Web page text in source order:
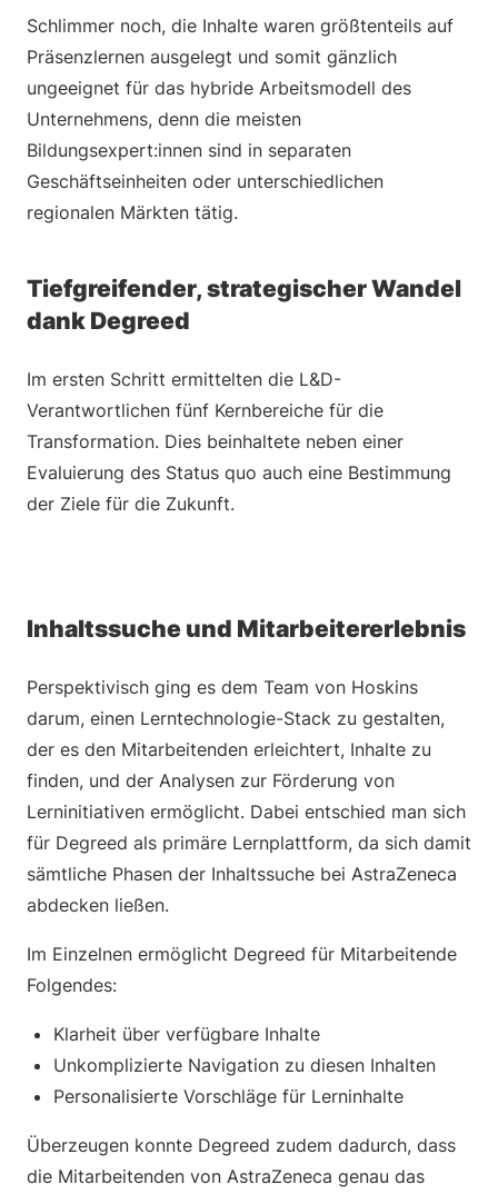
Schlimmer noch, die Inhalte waren größtenteils auf
Präsenzlernen ausgelegt und somit gänzlich
ungeeignet für das hybride Arbeitsmodell des
Unternehmens, denn die meisten
Bildungsexpert:innen sind in separaten
Geschäftseinheiten oder unterschiedlichen
regionalen Märkten tätig.
Tiefgreifender, strategischer Wandel
dank Degreed
Im ersten Schritt ermittelten die L&D-
Verantwortlichen fünf Kernbereiche für die
Transformation. Dies beinhaltete neben einer
Evaluierung des Status quo auch eine Bestimmung
der Ziele für die Zukunft.
Inhaltssuche und Mitarbeitererlebnis
Perspektivisch ging es dem Team von Hoskins
darum, einen Lerntechnologie-Stack zu gestalten,
der es den Mitarbeitenden erleichtert, Inhalte zu
finden, und der Analysen zur Förderung von
Lerninitiativen ermöglicht. Dabei entschied man sich
für Degreed als primäre Lernplattform, da sich damit
sämtliche Phasen der Inhaltssuche bei AstraZeneca
abdecken ließen.
Im Einzelnen ermöglicht Degreed für Mitarbeitende
Folgendes:
Klarheit über verfügbare Inhalte
Unkomplizierte Navigation zu diesen Inhalten
Personalisierte Vorschläge für Lerninhalte
Überzeugen konnte Degreed zudem dadurch, dass
die Mitarbeitenden von AstraZeneca genau das